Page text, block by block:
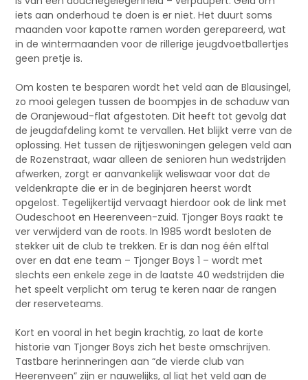
iets aan onderhoud te doen is er niet. Het duurt soms
maanden voor kapotte ramen worden gerepareerd, wat
in de wintermaanden voor de rillerige jeugdvoetballertjes
geen pretje is.
Om kosten te besparen wordt het veld aan de Blausingel,
zo mooi gelegen tussen de boompjes in de schaduw van
de Oranjewoud-flat afgestoten. Dit heeft tot gevolg dat
de jeugdafdeling komt te vervallen. Het blijkt verre van de
oplossing. Het tussen de rijtjeswoningen gelegen veld aan
de Rozenstraat, waar alleen de senioren hun wedstrijden
afwerken, zorgt er aanvankelijk weliswaar voor dat de
veldenkrapte die er in de beginjaren heerst wordt
opgelost. Tegelijkertijd vervaagt hierdoor ook de link met
Oudeschoot en Heerenveen-zuid. Tjonger Boys raakt te
ver verwijderd van de roots. In 1985 wordt besloten de
stekker uit de club te trekken. Er is dan nog één elftal
over en dat ene team – Tjonger Boys 1 – wordt met
slechts een enkele zege in de laatste 40 wedstrijden die
het speelt verplicht om terug te keren naar de rangen
der reserveteams.
Kort en vooral in het begin krachtig, zo laat de korte
historie van Tjonger Boys zich het beste omschrijven.
Tastbare herinneringen aan “de vierde club van
Heerenveen” zijn er nauwelijks, al ligt het veld aan de